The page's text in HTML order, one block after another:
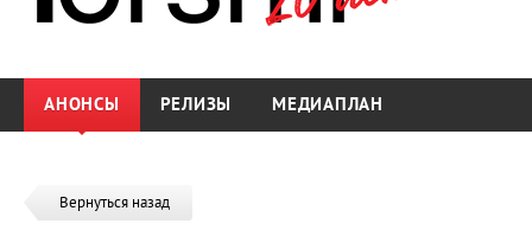
АНОНСЫ РЕЛИЗЫ МЕДИАПЛАН
Вернуться назад